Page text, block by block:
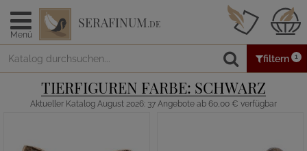
Menü
SERAFINUM.DE
filtern 1
TIERFIGUREN FARBE: SCHWARZ
Aktueller Katalog August 2026: 37 Angebote ab 60,00 € verfügbar